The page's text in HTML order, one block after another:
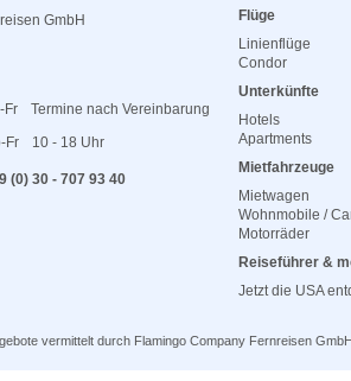
GmbH
Fr
Termine nach Vereinbarung
Fr 10 - 18 Uhr
(0) 30 - 707 93 40
Flüge
Linienflüge
Condor
Unterkünfte
Hotels
Apartments
Mietfahrzeuge
Mietwagen
Wohnmobile /
Motorräder
Reiseführer &
Jetzt die USA
vermittelt durch Flamingo Company Fernreisen